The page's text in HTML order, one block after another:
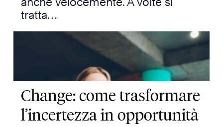
tratta…
Change: come trasformare
l’incertezza in opportunità